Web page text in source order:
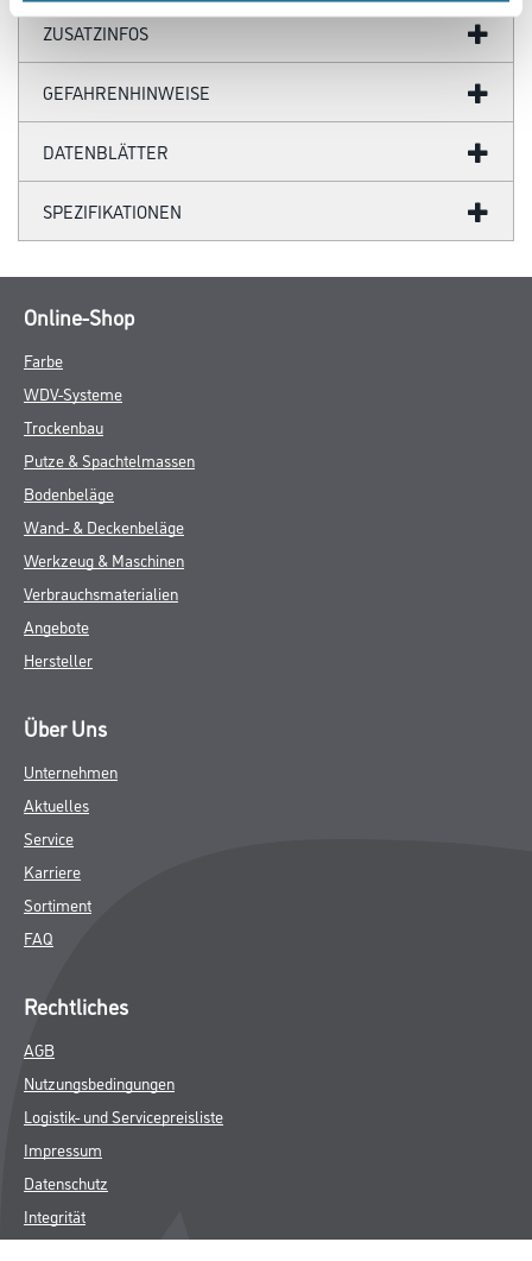
ZUSATZINFOS
GEFAHRENHINWEISE
DATENBLÄTTER
SPEZIFIKATIONEN
Online-Shop
Farbe
WDV-Systeme
Trockenbau
Putze & Spachtelmassen
Bodenbeläge
Wand- & Deckenbeläge
Werkzeug & Maschinen
Verbrauchsmaterialien
Angebote
Hersteller
Über Uns
Unternehmen
Aktuelles
Service
Karriere
Sortiment
FAQ
Rechtliches
AGB
Nutzungsbedingungen
Logistik- und Servicepreisliste
Impressum
Datenschutz
Integrität